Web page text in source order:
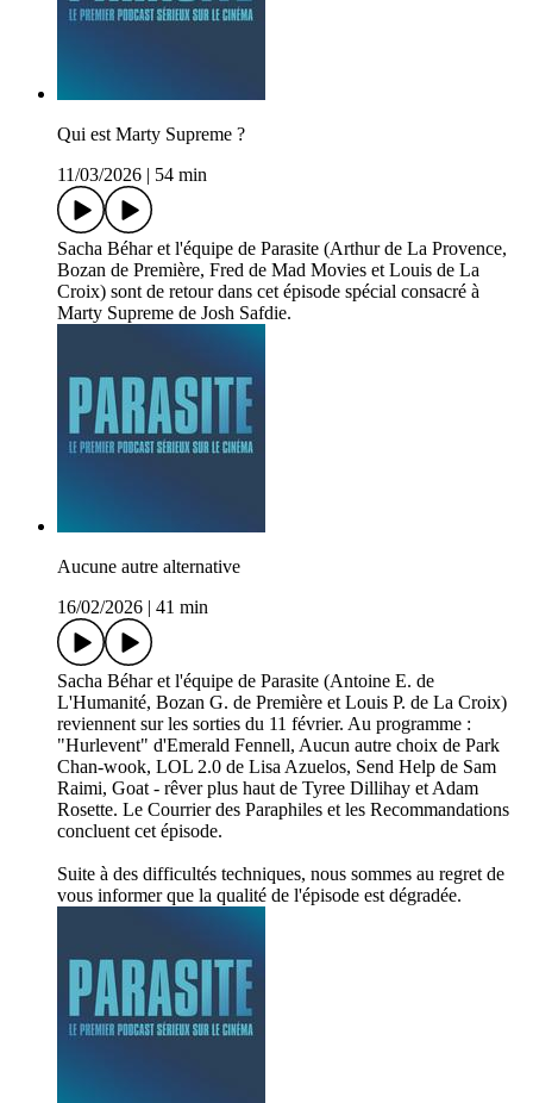
Qui est Marty Supreme ?
11/03/2026
54 min
Sacha Béhar et l'équipe de Parasite (Arthur de La Provence,
Bozan de Première, Fred de Mad Movies et Louis de La
Croix) sont de retour dans cet épisode spécial consacré à
Marty Supreme de Josh Safdie.
Aucune autre alternative
16/02/2026
41 min
Sacha Béhar et l'équipe de Parasite (Antoine E. de
L'Humanité, Bozan G. de Première et Louis P. de La Croix)
reviennent sur les sorties du 11 février. Au programme :
"Hurlevent" d'Emerald Fennell, Aucun autre choix de Park
Chan-wook, LOL 2.0 de Lisa Azuelos, Send Help de Sam
Raimi, Goat - rêver plus haut de Tyree Dillihay et Adam
Rosette. Le Courrier des Paraphiles et les Recommandations
concluent cet épisode.
Suite à des difficultés techniques, nous sommes au regret de
vous informer que la qualité de l'épisode est dégradée.